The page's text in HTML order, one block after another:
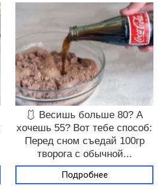
🩱 Весишь больше 80? А
хочешь 55? Вот тебе способ:
Перед сном съедай 100гр
творога с обычной...
Подробнее